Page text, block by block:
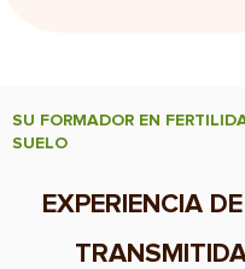
SU FORMADOR EN
SUELO
EXPERIENCIA